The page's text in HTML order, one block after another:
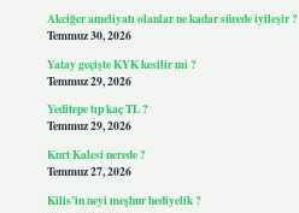
Akciğer ameliyatı olanlar ne kadar sürede iyileşir ?
Temmuz 30, 2026
Yatay geçişte KYK kesilir mi ?
Temmuz 29, 2026
Yeditepe tıp kaç TL ?
Temmuz 29, 2026
Kurt Kalesi nerede ?
Temmuz 27, 2026
Kilis’in neyi meşhur hediyelik ?